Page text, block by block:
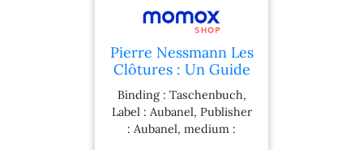
Pierre Nessmann Les
Clôtures : Un Guide
Technique Complet
Pour Construire Et
Entretenir Les
Clôtures Les Mieux
Binding : Taschenbuch,
Label : Aubanel, Publisher
: Aubanel, medium :